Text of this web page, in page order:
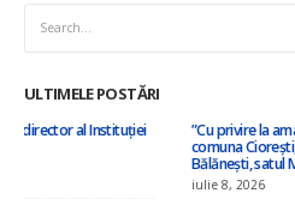
”Cu privire la amalgamarea voluntară a
Bălănești, satul Milești, raionul Nisporeni”